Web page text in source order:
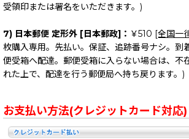
受領印または署名をいただきます。)
7) 日本郵便 定形外 [日本郵政]： ￥510 [全国一
枚購入専用。先払い。保証、追跡番号ナシ。到
便受箱へ配達。郵便受箱に入らない場合は、不
れた上で、配達を行う郵便局へ持ち戻ります。)
お支払い方法(クレジットカード対応)